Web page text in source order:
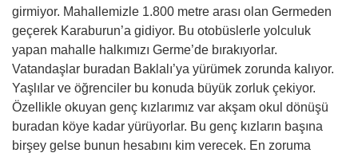
girmiyor. Mahallemizle 1.800 metre arası olan Germeden
geçerek Karaburun’a gidiyor. Bu otobüslerle yolculuk
yapan mahalle halkımızı Germe’de bırakıyorlar.
Vatandaşlar buradan Baklalı’ya yürümek zorunda kalıyor.
Yaşlılar ve öğrenciler bu konuda büyük zorluk çekiyor.
Özellikle okuyan genç kızlarımız var akşam okul dönüşü
buradan köye kadar yürüyorlar. Bu genç kızların başına
birşey gelse bunun hesabını kim verecek. En zoruma